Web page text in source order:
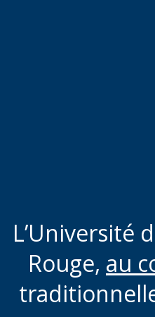
L’Université
Rouge, au